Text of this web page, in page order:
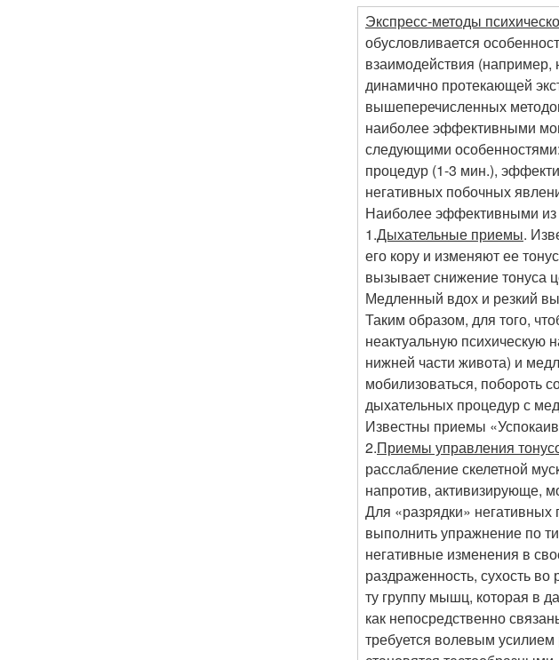
Экспресс-методы
обусловливается
взаимодействия
динамично протекающей
вышеперечисленных
наиболее эффективными
следующими
процедур (1-3 мин.),
негативных побочных
Наиболее эффективными из
1.Дыхательные приемы.
его кору и изменяют ее
вызывает снижение тонуса
Медленный вдох и резкий
Таким образом, для того,
неактуальную психическую
нижней части живота) и
мобилизоваться, побороть
дыхательных процедур с
Известны приемы
2.Приемы управления
расслабление скелетной
напротив, активизирующе,
Для «разрядки» негативных
выполнить упражнение по
негативные изменения в
раздраженность, сухость во
ту группу мышц, которая в
как непосредственно
требуется волевым